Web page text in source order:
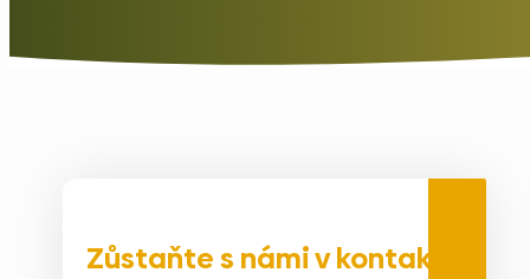
Zůstaňte s námi v kontaktu